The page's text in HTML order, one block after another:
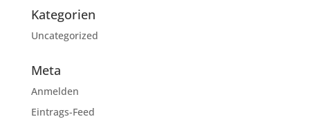
Kategorien
Uncategorized
Meta
Anmelden
Eintrags-Feed